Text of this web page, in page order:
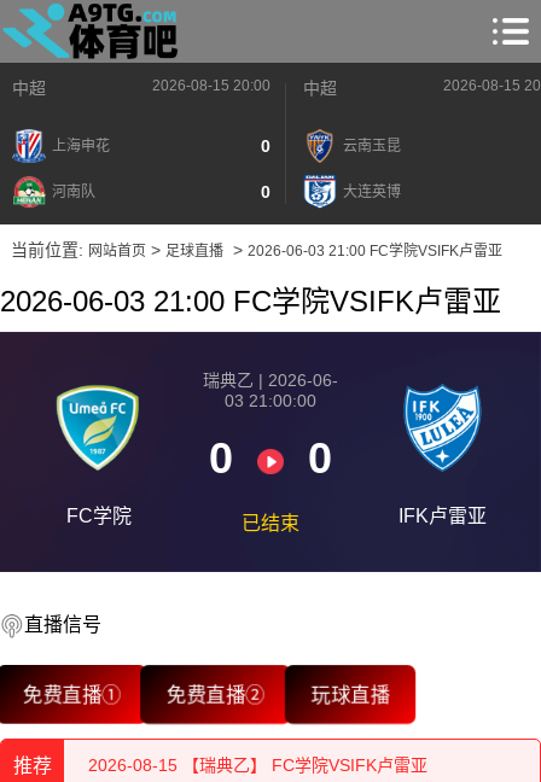
中超 2026-08-15 20:00
上海申花 0
河南队 0
中超 2026-08-15
云南玉昆
大连英博
当前位置: 网站首页> 足球直播> 2026-06-03 21:00 FC学院VSIFK卢雷亚
2026-06-03 21:00 FC学院VSIFK卢雷亚
FC学院
瑞典乙 | 2026-06-
03 21:00:00
0 0
已结束 IFK卢雷亚
直播信号
免费直播① 免费直播② 玩球直播
推荐
2026-08-15 【瑞典乙】 FC学院VSIFK卢雷亚
2026-08-15 【瑞典乙】 FC学院VSIFK卢雷亚
2026-08-15 【瑞典乙】 FC学院VSIFK卢雷亚